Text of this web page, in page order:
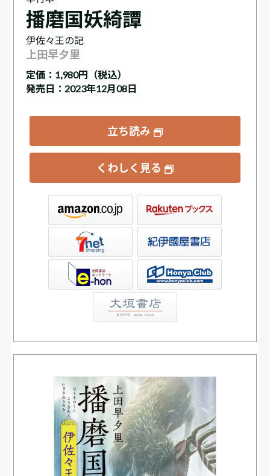
播磨国妖綺譚
伊佐々王の記
上田早夕里
定価： 1,980円（税込）
発売日：2023年12月08日
立ち読み
くわしく見る
書店ウェブストア